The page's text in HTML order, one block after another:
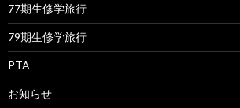
77期生修学旅行
79期生修学旅行
PTA
お知らせ